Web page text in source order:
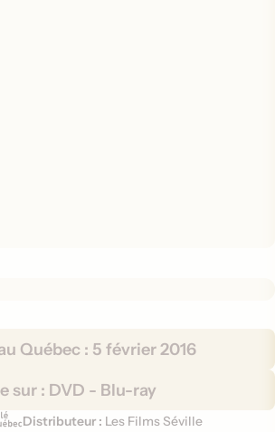
Québec : 5 février 2016
sur : DVD - Blu-ray
Distributeur : Les Films Séville